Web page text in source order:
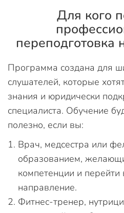
Для кого
переподготовка
Программа создана для
слушателей, которые
знания и юридически
специалиста. Обучение
полезно, если вы:
Врач, медсестра или
образованием,
компетенции и перейти
направление.
Фитнес-тренер,